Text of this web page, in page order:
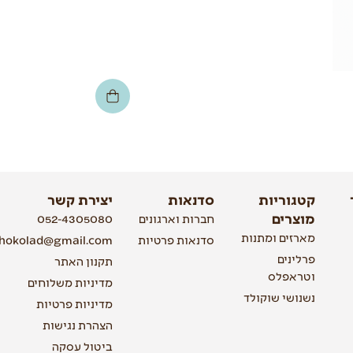
קטגוריות
מוצרים
מארזים ומתנות
פרלינים
וטראפלס
נשנושי שוקולד
סדנאות
חברות וארגונים
סדנאות פרטיות
יצירת קשר
052-4305080
תקנון האתר
מדיניות משלוחים
מדיניות פרטיות
הצהרת נגישות
ביטול עסקה